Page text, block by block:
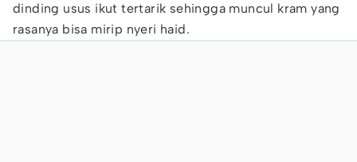
dinding usus ikut tertarik sehingga muncul kram yang
rasanya bisa mirip nyeri haid.